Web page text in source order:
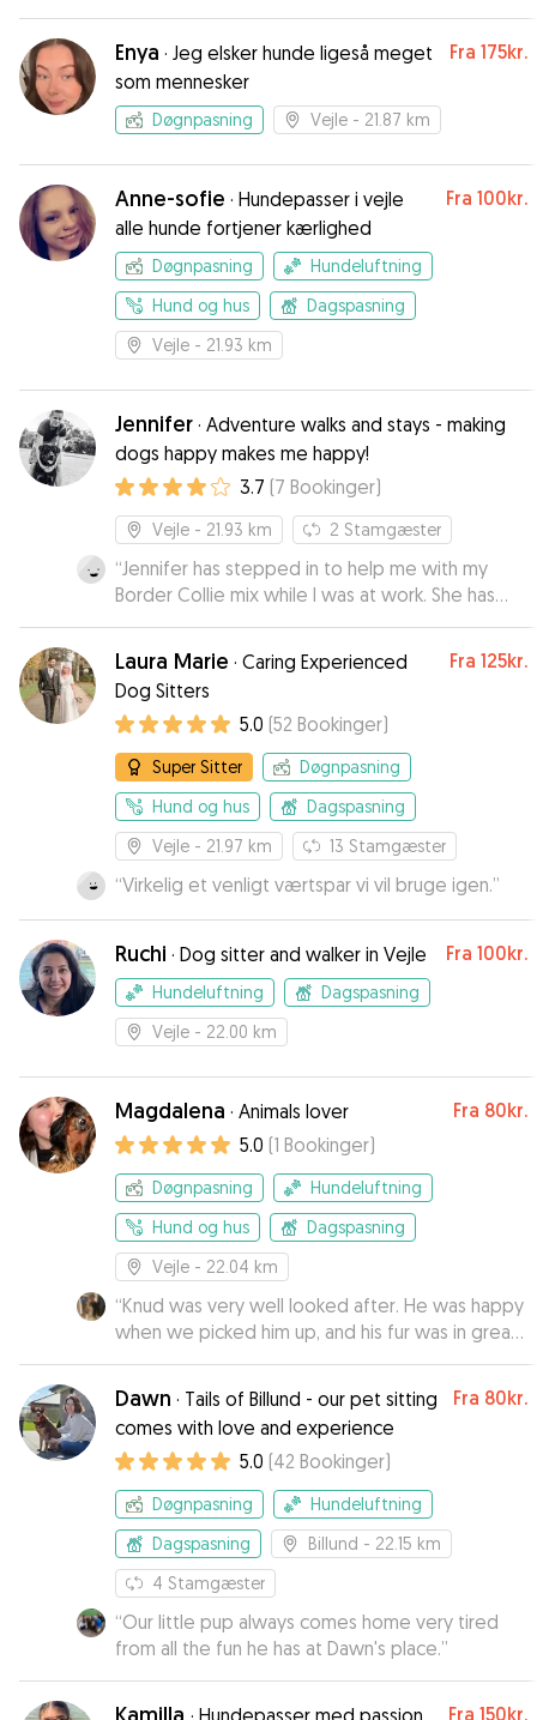
💛”
Enya · Jeg elsker hunde ligeså meget
som mennesker
Fra 175kr.
Døgnpasning Vejle - 21.87 km
Anne-sofie · Hundepasser i vejle
alle hunde fortjener kærlighed
Fra 100kr.
Døgnpasning
Hundeluftning
Hund og hus
Dagspasning
Vejle - 21.93 km
Jennifer · Adventure walks and stays - making
dogs happy makes me happy!
3.7 (7 Bookinger)
Vejle - 21.93 km 2 Stamgæster
“Jennifer has stepped in to help me with my
Border Collie mix while I was at work. She has
been a life saver as the dog daycare is closed
for their holiday and I needed to be at the
office for longer days. After a short get to
know, I knew she and Hayward would have a
good time and appreciated the updates and
photos from their walks. Will definitely use
Jennifer again in the future and would
recommend her to others in the Vejle area.
Laura Marie · Caring Experienced
Dog Sitters
Fra 125kr.
5.0 (52 Bookinger)
Super Sitter
Døgnpasning
Hund og hus
Dagspasning
Vejle - 21.97 km 13 Stamgæster
“Virkelig et venligt værtspar vi vil bruge igen.”
Ruchi · Dog sitter and walker in Vejle Fra 100kr.
Hundeluftning
Dagspasning
Vejle - 22.00 km
Magdalena · Animals lover Fra 80kr.
5.0 (1 Bookinger)
Døgnpasning
Hundeluftning
Hund og hus
Dagspasning
Vejle - 22.04 km
“Knud was very well looked after. He was happy
when we picked him up, and his fur was in great
condition, he must have been brushed very well
because we know his long coat can be a
struggle to keep tangle-free. Thank you for the
great pictures to keep us updated on what
Knud was up too :)!”
Dawn · Tails of Billund - our pet sitting
comes with love and experience
Fra 80kr.
5.0 (42 Bookinger)
Døgnpasning
Hundeluftning
Dagspasning
Billund - 22.15 km
4 Stamgæster
“Our little pup always comes home very tired
from all the fun he has at Dawn's place.”
· Hundepasser med passion Fra 150kr.